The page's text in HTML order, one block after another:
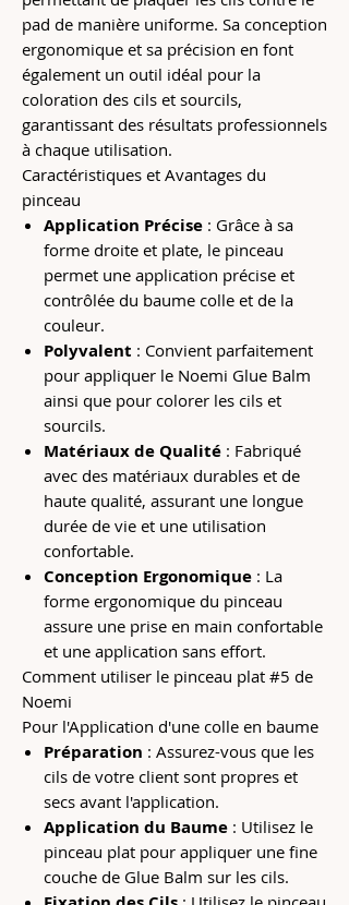
pad de manière uniforme. Sa conception
ergonomique et sa précision en font
également un outil idéal pour la
coloration des cils et sourcils,
garantissant des résultats professionnels
à chaque utilisation.
Caractéristiques et Avantages du
pinceau
Application Précise : Grâce à sa
forme droite et plate, le pinceau
permet une application précise et
contrôlée du baume colle et de la
couleur.
Polyvalent : Convient parfaitement
pour appliquer le Noemi Glue Balm
ainsi que pour colorer les cils et
sourcils.
Matériaux de Qualité : Fabriqué
avec des matériaux durables et de
haute qualité, assurant une longue
durée de vie et une utilisation
confortable.
Conception Ergonomique : La
forme ergonomique du pinceau
assure une prise en main confortable
et une application sans effort.
Comment utiliser le pinceau plat #5 de
Noemi
Pour l'Application d'une colle en baume
Préparation : Assurez-vous que les
cils de votre client sont propres et
secs avant l'application.
Application du Baume : Utilisez le
pinceau plat pour appliquer une fine
couche de Glue Balm sur les cils.